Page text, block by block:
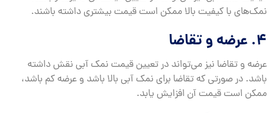
نمک‌های با کیفیت بالا ممکن است قیمت بیشتری داشته باشند.
4. عرضه و تقاضا
عرضه و تقاضا نیز می‌تواند در تعیین قیمت نمک آبی نقش داشته
باشد. در صورتی که تقاضا برای نمک آبی بالا باشد و عرضه کم باشد،
ممکن است قیمت آن افزایش یابد.